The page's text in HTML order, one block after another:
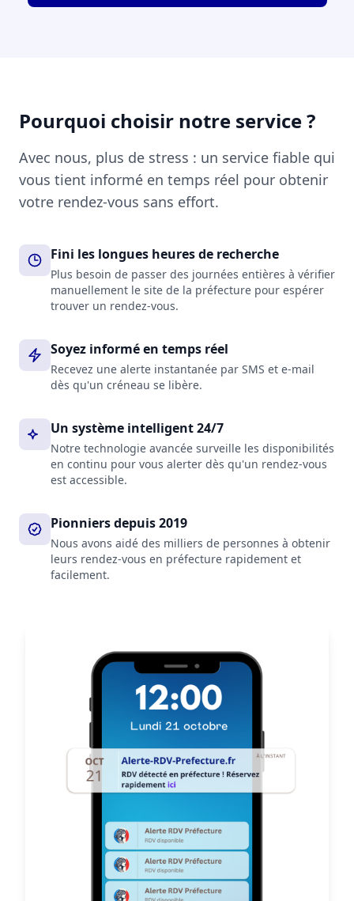
Pourquoi choisir notre service ?
Avec nous, plus de stress : un service fiable qui
vous tient informé en temps réel pour obtenir
votre rendez-vous sans effort.
Fini les longues heures de recherche
Plus besoin de passer des journées entières à vérifier
manuellement le site de la préfecture pour espérer
trouver un rendez-vous.
Soyez informé en temps réel
Recevez une alerte instantanée par SMS et e-mail
dès qu'un créneau se libère.
Un système intelligent 24/7
Notre technologie avancée surveille les disponibilités
en continu pour vous alerter dès qu'un rendez-vous
est accessible.
Pionniers depuis 2019
Nous avons aidé des milliers de personnes à obtenir
leurs rendez-vous en préfecture rapidement et
facilement.